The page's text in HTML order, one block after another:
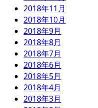
2018年11月
2018年10月
2018年9月
2018年8月
2018年7月
2018年6月
2018年5月
2018年4月
2018年3月